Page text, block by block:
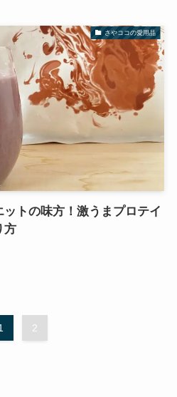
さやココの愛用品
トの味方！激うまプロテイ
方
2